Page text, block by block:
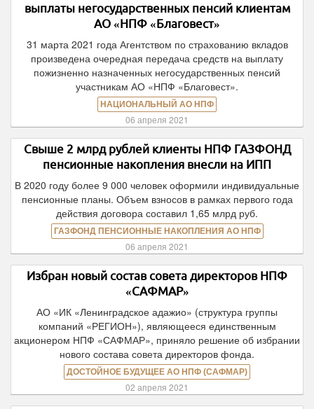
выплаты негосударственных пенсий клиентам
АО «НПФ «Благовест»
31 марта 2021 года Агентством по страхованию вкладов
произведена очередная передача средств на выплату
пожизненно назначенных негосударственных пенсий
участникам АО «НПФ «Благовест».
НАЦИОНАЛЬНЫЙ АО НПФ
06 апреля 2021
Свыше 2 млрд рублей клиенты НПФ ГАЗФОНД
пенсионные накопления внесли на ИПП
В 2020 году более 9 000 человек оформили индивидуальные
пенсионные планы. Объем взносов в рамках первого года
действия договора составил 1,65 млрд руб.
ГАЗФОНД ПЕНСИОННЫЕ НАКОПЛЕНИЯ АО НПФ
06 апреля 2021
Избран новый состав совета директоров НПФ
«САФМАР»
АО «ИК «Ленинградское адажио» (структура группы
компаний «РЕГИОН»), являющееся единственным
акционером НПФ «САФМАР», приняло решение об избрании
нового состава совета директоров фонда.
ДОСТОЙНОЕ БУДУЩЕЕ АО НПФ (САФМАР)
02 апреля 2021